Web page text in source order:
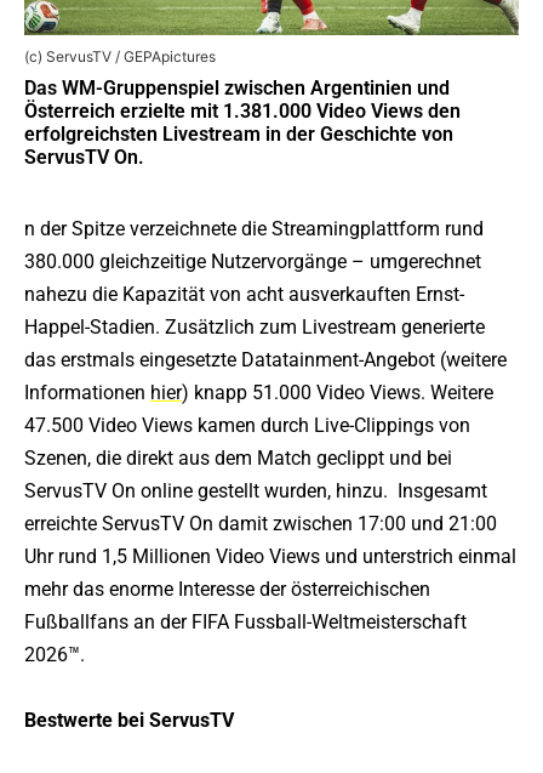
(c) ServusTV / GEPApictures
Das WM-Gruppenspiel zwischen Argentinien und
Österreich erzielte mit 1.381.000 Video Views den
erfolgreichsten Livestream in der Geschichte von
ServusTV On.
n der Spitze verzeichnete die Streamingplattform rund
380.000 gleichzeitige Nutzervorgänge – umgerechnet
nahezu die Kapazität von acht ausverkauften Ernst-
Happel-Stadien. Zusätzlich zum Livestream generierte
das erstmals eingesetzte Datatainment-Angebot (weitere
Informationen hier) knapp 51.000 Video Views. Weitere
47.500 Video Views kamen durch Live-Clippings von
Szenen, die direkt aus dem Match geclippt und bei
ServusTV On online gestellt wurden, hinzu. Insgesamt
erreichte ServusTV On damit zwischen 17:00 und 21:00
Uhr rund 1,5 Millionen Video Views und unterstrich einmal
mehr das enorme Interesse der österreichischen
Fußballfans an der FIFA Fussball-Weltmeisterschaft
2026™.
Bestwerte bei ServusTV